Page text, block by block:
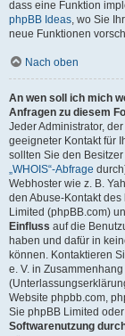
dass eine Funktion
phpBB Ideas, wo Sie
neue Funktionen
Nach oben
An wen soll ich mich
Anfragen zu diesem
Jeder Administrator,
geeigneter Kontakt für
sollten Sie den
„WHOIS“-Abfrage
Webhoster wie z. B.
den Abuse-Kontakt
Limited (phpBB.com)
Einfluss auf die
haben und dafür in
können. Kontaktieren
e. V. in
Website phpbb.com,
Sie phpBB Limited
Softwarenutzung